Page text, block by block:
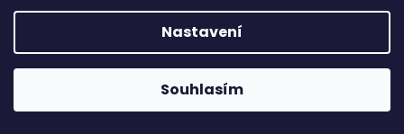
Nastavení
Souhlasím
Ve dnech 10.8. - 14.8 máme celoredakční dovolenou a Vaši